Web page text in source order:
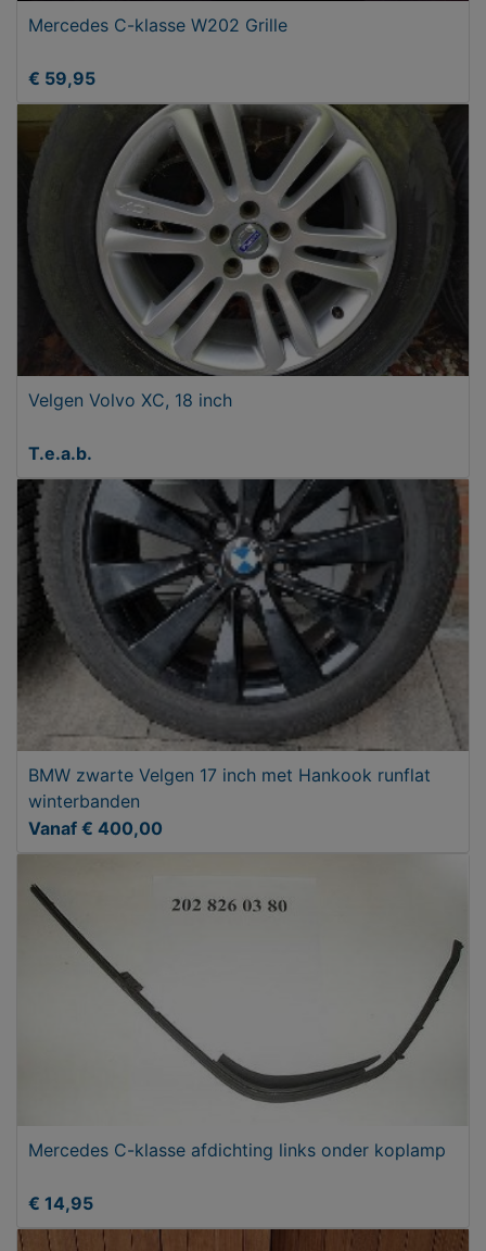
Mercedes C-klasse W202 Grille
€ 59,95
Velgen Volvo XC, 18 inch
T.e.a.b.
BMW zwarte Velgen 17 inch met Hankook runflat
winterbanden
Vanaf € 400,00
Mercedes C-klasse afdichting links onder koplamp
€ 14,95